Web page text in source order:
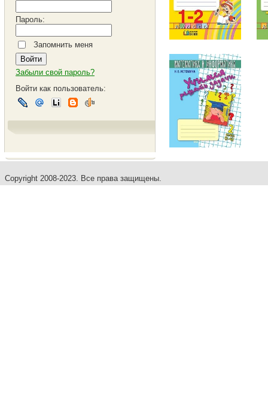
Пароль:
Запомнить меня
Забыли свой пароль?
Войти как пользователь:
Copyright 2008-2023. Все права защищены.